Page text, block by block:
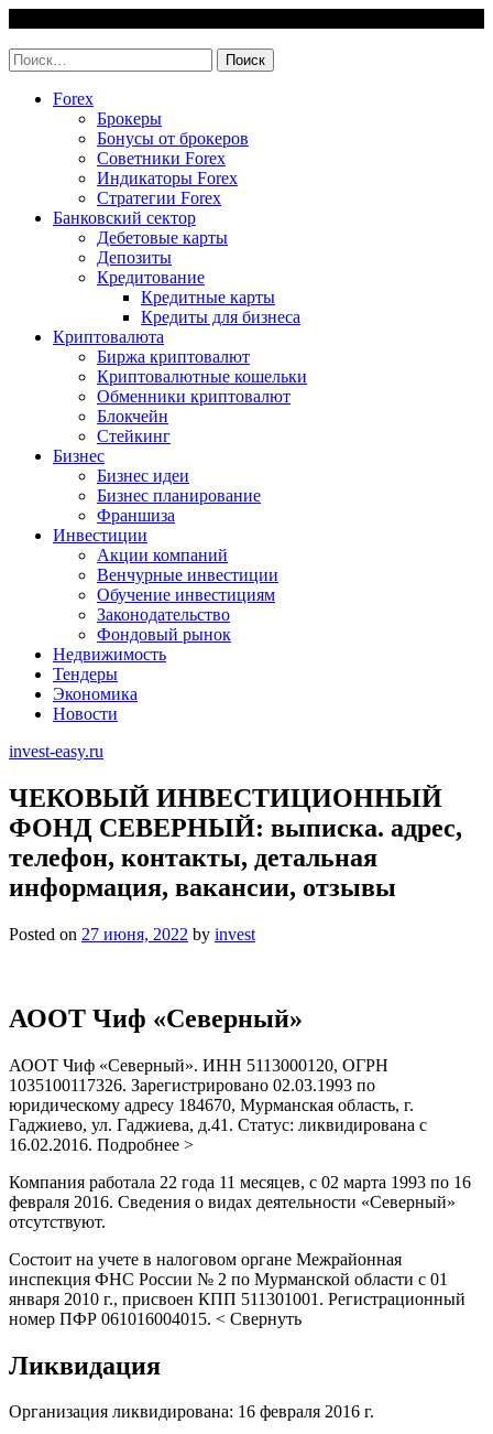
content
Найти:
Forex
Брокеры
Бонусы от брокеров
Советники Forex
Индикаторы Forex
Стратегии Forex
Банковский сектор
Дебетовые карты
Депозиты
Кредитование
Кредитные карты
Кредиты для бизнеса
Криптовалюта
Биржа криптовалют
Криптовалютные кошельки
Обменники криптовалют
Блокчейн
Стейкинг
Бизнес
Бизнес идеи
Бизнес планирование
Франшиза
Инвестиции
Акции компаний
Венчурные инвестиции
Обучение инвестициям
Законодательство
Фондовый рынок
Недвижимость
Тендеры
Экономика
Новости
invest-easy.ru
ЧЕКОВЫЙ ИНВЕСТИЦИОННЫЙ
ФОНД СЕВЕРНЫЙ: выписка. адрес,
телефон, контакты, детальная
информация, вакансии, отзывы
Posted on 27 июня, 2022 by invest
АООТ Чиф «Северный»
АООТ Чиф «Северный». ИНН 5113000120, ОГРН
1035100117326. Зарегистрировано 02.03.1993 по
юридическому адресу 184670, Мурманская область, г.
Гаджиево, ул. Гаджиева, д.41. Статус: ликвидирована с
16.02.2016. Подробнее >
Компания работала 22 года 11 месяцев, с 02 марта 1993 по 16
февраля 2016. Сведения о видах деятельности «Северный»
отсутствуют.
Состоит на учете в налоговом органе Межрайонная
инспекция ФНС России № 2 по Мурманской области с 01
января 2010 г., присвоен КПП 511301001. Регистрационный
номер ПФР 061016004015. < Свернуть
Ликвидация
Организация ликвидирована: 16 февраля 2016 г.